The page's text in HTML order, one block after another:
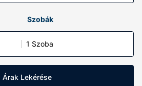
Szobák
1 Szoba
Árak Lekérése